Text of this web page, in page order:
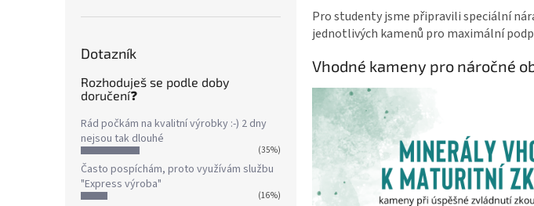
Dotazník
Rozhoduješ se podle doby
doručení❓
Rád počkám na kvalitní výrobky :-) 2 dny
nejsou tak dlouhé
(35%)
Často pospíchám, proto využívám službu
"Express výroba"
(16%)
Pro studenty jsme připravili speciální
jednotlivých kamenů pro maximální
Vhodné kameny pro náročné